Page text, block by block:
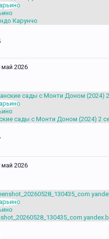
Карунчо
май 2026
сады с Монти Доном (2024) 2
май 2026